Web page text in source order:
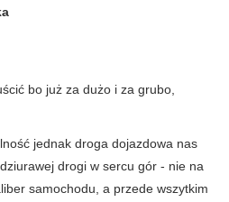
bo już za dużo i za grubo,
jednak droga dojazdowa nas
drogi w sercu gór - nie na
samochodu, a przede wszytkim